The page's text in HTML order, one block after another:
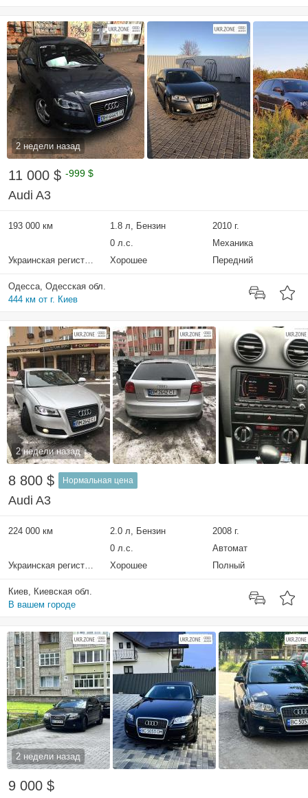
2 недели назад
11 000 $ -999 $
Audi A3
193 000 км 1.8 л, Бензин
2010 г.
0 л.с.
Механика
Украинская регистрация
Хорошее Передний
Одесса, Одесская обл.
444 км от г. Киев
2 недели назад
8 800 $ Нормальная цена
Audi A3
224 000 км 2.0 л, Бензин
2008 г.
0 л.с.
Автомат
Украинская регистрация
Хорошее Полный
Киев, Киевская обл.
В вашем городе
2 недели назад
9 000 $